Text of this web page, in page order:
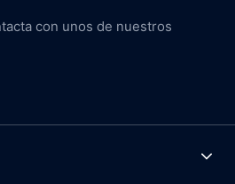
con unos de nuestros